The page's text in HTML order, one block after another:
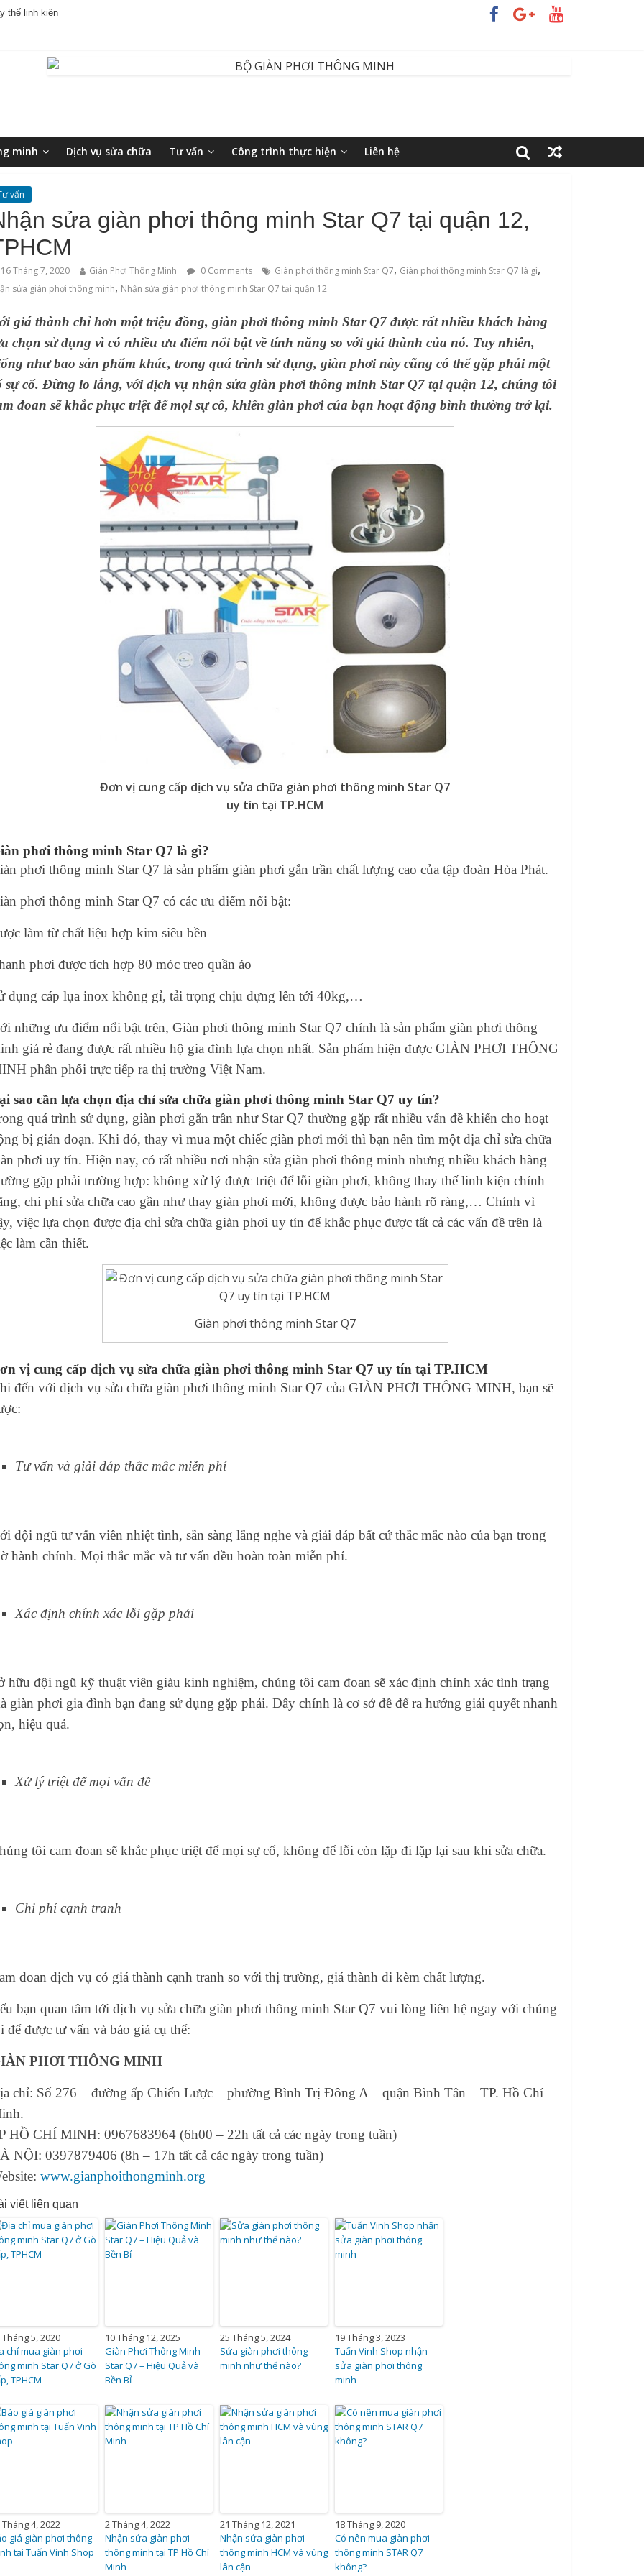
thế linh kiện
minh Dịch vụ sửa chữa Tư vấn Công trình thực hiện Liên hệ
vấn
sửa giàn phơi thông minh Star Q7 tại quận 12,
16 Tháng 7, 2020 Giàn Phơi Thông Minh 0 Comments Giàn phơi thông minh Star Q7, Giàn phơi thông minh Star Q7 là gì,
sửa giàn phơi thông minh, Nhận sửa giàn phơi thông minh Star Q7 tại quận 12
giá thành chỉ hơn một triệu đồng, giàn phơi thông minh Star Q7 được rất nhiều khách hàng
chọn sử dụng vì có nhiều ưu điểm nổi bật về tính năng so với giá thành của nó. Tuy nhiên,
như bao sản phẩm khác, trong quá trình sử dụng, giàn phơi này cũng có thể gặp phải một
sự cố. Đừng lo lắng, với dịch vụ nhận sửa giàn phơi thông minh Star Q7 tại quận 12, chúng tôi
đoan sẽ khắc phục triệt để mọi sự cố, khiến giàn phơi của bạn hoạt động bình thường trở lại.
Đơn vị cung cấp dịch vụ sửa chữa giàn phơi thông minh Star Q7
uy tín tại TP.HCM
phơi thông minh Star Q7 là gì?
phơi thông minh Star Q7 là sản phẩm giàn phơi gắn trần chất lượng cao của tập đoàn Hòa Phát.
phơi thông minh Star Q7 có các ưu điểm nổi bật:
làm từ chất liệu hợp kim siêu bền
phơi được tích hợp 80 móc treo quần áo
dụng cáp lụa inox không gỉ, tải trọng chịu đựng lên tới 40kg,…
những ưu điểm nổi bật trên, Giàn phơi thông minh Star Q7 chính là sản phẩm giàn phơi thông
giá rẻ đang được rất nhiều hộ gia đình lựa chọn nhất. Sản phẩm hiện được GIÀN PHƠI THÔNG
phân phối trực tiếp ra thị trường Việt Nam.
sao cần lựa chọn địa chỉ sửa chữa giàn phơi thông minh Star Q7 uy tín?
quá trình sử dụng, giàn phơi gắn trần như Star Q7 thường gặp rất nhiều vấn đề khiến cho hoạt
bị gián đoạn. Khi đó, thay vì mua một chiếc giàn phơi mới thì bạn nên tìm một địa chỉ sửa chữa
phơi uy tín. Hiện nay, có rất nhiều nơi nhận sửa giàn phơi thông minh nhưng nhiều khách hàng
gặp phải trường hợp: không xử lý được triệt để lỗi giàn phơi, không thay thế linh kiện chính
chi phí sửa chữa cao gần như thay giàn phơi mới, không được bảo hành rõ ràng,… Chính vì
việc lựa chọn được địa chỉ sửa chữa giàn phơi uy tín để khắc phục được tất cả các vấn đề trên là
làm cần thiết.
Giàn phơi thông minh Star Q7
vị cung cấp dịch vụ sửa chữa giàn phơi thông minh Star Q7 uy tín tại TP.HCM
đến với dịch vụ sửa chữa giàn phơi thông minh Star Q7 củaGIÀN PHƠI THÔNG MINH, bạn sẽ
Tư vấn và giải đáp thắc mắc miễn phí
đội ngũ tư vấn viên nhiệt tình, sẵn sàng lắng nghe và giải đáp bất cứ thắc mắc nào của bạn trong
hành chính. Mọi thắc mắc và tư vấn đều hoàn toàn miễn phí.
Xác định chính xác lỗi gặp phải
hữu đội ngũ kỹ thuật viên giàu kinh nghiệm, chúng tôi cam đoan sẽ xác định chính xác tình trạng
giàn phơi gia đình bạn đang sử dụng gặp phải. Đây chính là cơ sở đề để ra hướng giải quyết nhanh
hiệu quả.
Xử lý triệt để mọi vấn đề
tôi cam đoan sẽ khắc phục triệt để mọi sự cố, không để lỗi còn lặp đi lặp lại sau khi sửa chữa.
Chi phí cạnh tranh
đoan dịch vụ có giá thành cạnh tranh so với thị trường, giá thành đi kèm chất lượng.
bạn quan tâm tới dịch vụ sửa chữa giàn phơi thông minh Star Q7 vui lòng liên hệ ngay với chúng
để được tư vấn và báo giá cụ thể:
PHƠI THÔNG MINH
chỉ: Số 276 – đường ấp Chiến Lược – phường Bình Trị Đông A – quận Bình Tân – TP. Hồ Chí
HỒ CHÍ MINH: 0967683964 (6h00 – 22h tất cả các ngày trong tuần)
NỘI: 0397879406 (8h – 17h tất cả các ngày trong tuần)
www.gianphoithongminh.org
viết liên quan
Tháng 5, 2020
chỉ mua giàn phơi
minh Star Q7 ở Gò
TPHCM
10 Tháng 12, 2025
Giàn Phơi Thông Minh
Star Q7 – Hiệu Quả và
Bền Bỉ
25 Tháng 5, 2024
Sửa giàn phơi thông
minh như thế nào?
19 Tháng 3, 2023
Tuấn Vinh Shop nhận
sửa giàn phơi thông
minh
Tháng 4, 2022
giá giàn phơi thông
tại Tuấn Vinh Shop
2 Tháng 4, 2022
Nhận sửa giàn phơi
thông minh tại TP Hồ Chí
Minh
21 Tháng 12, 2021
Nhận sửa giàn phơi
thông minh HCM và vùng
lân cận
18 Tháng 9, 2020
Có nên mua giàn phơi
thông minh STAR Q7
không?